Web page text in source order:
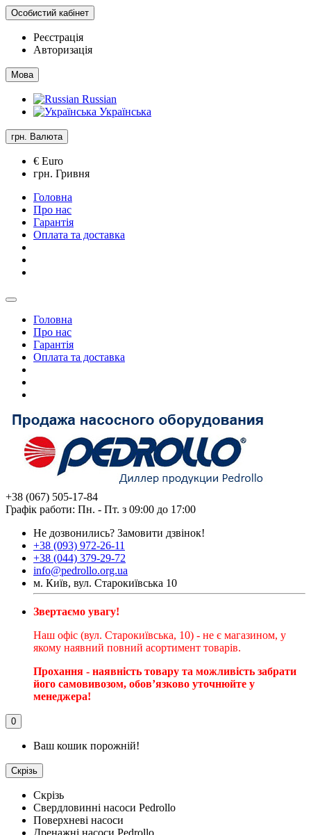
Особистий кабінет
Реєстрація
Авторизація
Мова
Russian
Українська
грн. Валюта
€ Euro
грн. Гривня
Головна
Про нас
Гарантія
Оплата та доставка
Головна
Про нас
Гарантія
Оплата та доставка
+38 (067) 505-17-84
Графік работи: Пн. - Пт. з 09:00 до 17:00
Не дозвонились? Замовити дзвінок!
+38 (093) 972-26-11
+38 (044) 379-29-72
info@pedrollo.org.ua
м. Київ, вул. Старокиївська 10
Звертаємо увагу!
Наш офіс (вул. Старокиївська, 10) - не є магазином, у
якому наявний повний асортимент товарів.
Прохання - наявність товару та можливість забрати
його самовивозом, обовʼязково уточнюйте у
менеджера!
0
Ваш кошик порожній!
Скрізь
Скрізь
Свердловинні насоси Pedrollo
Поверхневі насоси
Дренажні насоси Pedrollo